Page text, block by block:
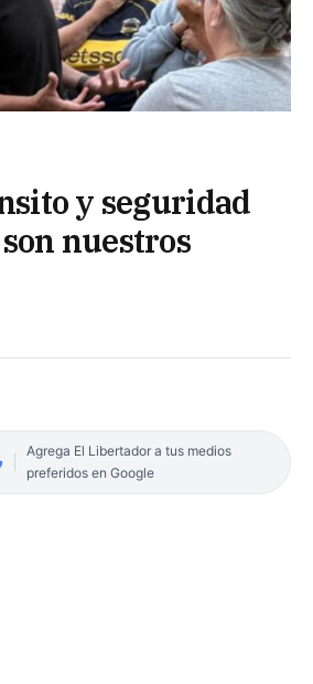
y seguridad
nuestros
Agrega El Libertador a tus medios
preferidos en Google